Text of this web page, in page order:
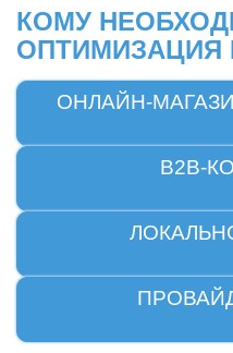
КОМУ
ОПТИМИЗАЦИЯ
ОНЛАЙН-
B2B-